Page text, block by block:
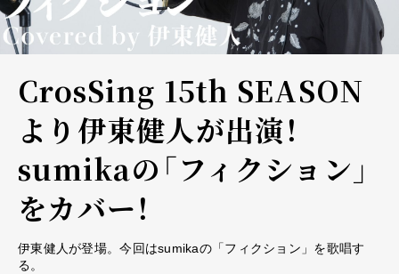
CrosSing 15th SEASON
より伊東健人が出演！
sumikaの「フィクション」
をカバー！
伊東健人が登場。今回はsumikaの「フィクション」を歌唱す
る。